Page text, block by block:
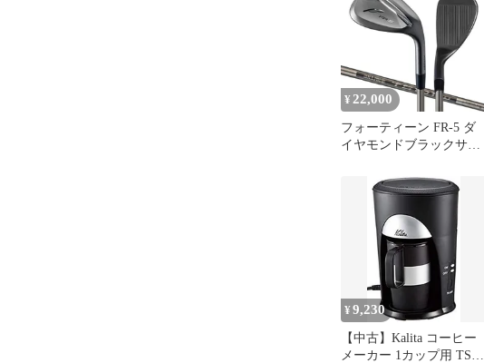
251012-ts-01-fuz】
¥ 22,000
フォーティーン FR-5 ダ
イヤモンドブラックサテ
N.S.PRO TS101W-BK ス
チールシャフト
¥9,230
【中古】Kalita コーヒー
メーカー 1カップ用 TS-